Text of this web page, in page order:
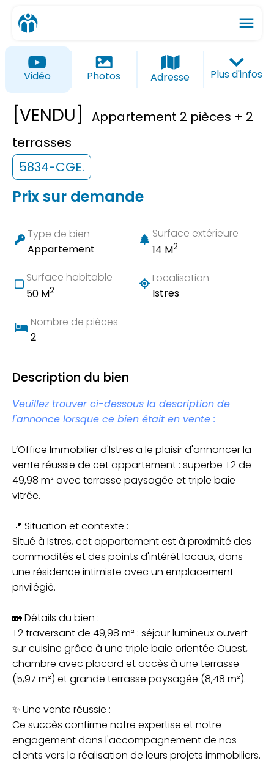
menu
ios_share
Vidéo Photos Adresse Plus d'infos
[VENDU]
Appartement 2 pièces + 2
terrasses
5834-CGE.
Prix sur demande
Type de bien
Appartement
Surface extérieure
14 M2
Surface habitable
50 M2
Localisation
Istres
Nombre de pièces
2
Description du bien
Veuillez trouver ci-dessous la description de
l'annonce lorsque ce bien était en vente :
L’Office Immobilier d'Istres a le plaisir d'annoncer la
vente réussie de cet appartement : superbe T2 de
49,98 m² avec terrasse paysagée et triple baie
vitrée.
📍 Situation et contexte :
Situé à Istres, cet appartement est à proximité des
commodités et des points d'intérêt locaux, dans
une résidence intimiste avec un emplacement
privilégié.
🏡 Détails du bien :
T2 traversant de 49,98 m² : séjour lumineux ouvert
sur cuisine grâce à une triple baie orientée Ouest,
chambre avec placard et accès à une terrasse
(5,97 m²) et grande terrasse paysagée (8,48 m²).
✨ Une vente réussie :
Ce succès confirme notre expertise et notre
engagement dans l'accompagnement de nos
clients vers la réalisation de leurs projets immobiliers.